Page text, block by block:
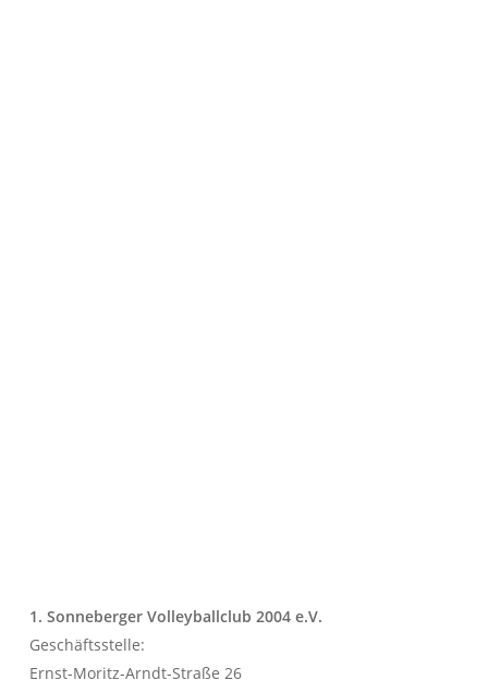
1. Sonneberger Volleyballclub 2004 e.V.
Geschäftsstelle:
Ernst-Moritz-Arndt-Straße 26